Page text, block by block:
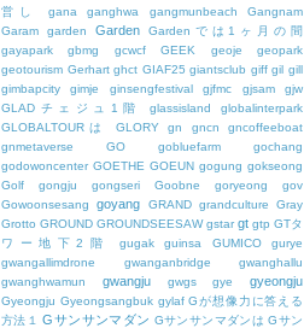
営し
gana ganghwa gangmunbeach
Gangnam
Garam
garden Garden
Gardenでは1ヶ月の間
gayapark
gbmg gcwcf GEEK geoje
geopark
geotourism Gerhart ghct GIAF25 giantsclub giff gil gill
gimbapcity
gimje ginsengfestival gjfmc gjsam
gjw
GLADチェジュ1階
glassisland
globalinterpark
GLOBALTOURは
GLORY gn gncn
gncoffeeboat
gnmetaverse
GO gobluefarm
gochang
godowoncenter GOETHE GOEUN gogung gokseong
Golf
gongju gongseri Goobne goryeong
gov
Gowoonsesang
goyang GRAND grandculture
Gray
Grotto GROUND GROUNDSEESAW gstar gt gtp GTタ
ワー地下2階
gugak guinsa GUMICO
gurye
gwangallimdrone
gwanganbridge
gwanghallu
gwanghwamun
gwangju gwgs gye gyeongju
Gyeongju Gyeongsangbuk gylaf Gが想像力に答える
方法１
Gサンサンマダン Gサンサンマダンは Gサン